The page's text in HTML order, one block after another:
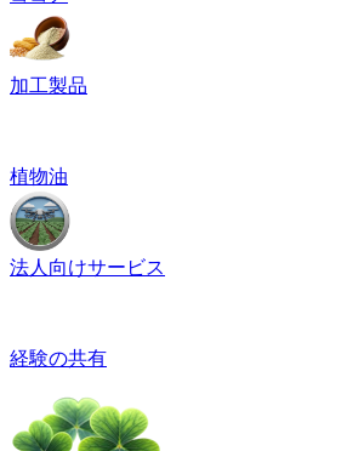
加工製品
植物油
法人向けサービス
経験の共有